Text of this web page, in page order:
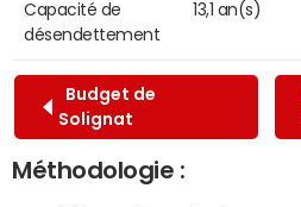
Capacité de
désendettement
13,1 an(s)
Budget de
Solignat
Méthodologie :